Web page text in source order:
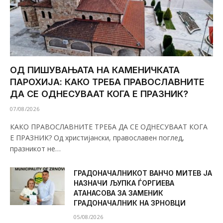
ОД ПИШУВАЊАТА НА КАМЕНИЧКАТА
ПАРОХИЈА: КАКО ТРЕБА ПРАВОСЛАВНИТЕ
ДА СЕ ОДНЕСУВААТ КОГА Е ПРАЗНИК?
07/08/2026
КАКО ПРАВОСЛАВНИТЕ ТРЕБА ДА СЕ ОДНЕСУВААТ КОГА
Е ПРАЗНИК? Од христијански, православен поглед,
празникот не…
ГРАДОНАЧАЛНИКОТ ВАНЧО МИТЕВ ЈА
НАЗНАЧИ ЉУПКА ЃОРГИЕВА
АТАНАСОВА ЗА ЗАМЕНИК
ГРАДОНАЧАЛНИК НА ЗРНОВЦИ
05/08/2026